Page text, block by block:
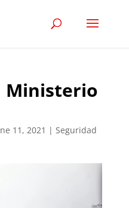
Ministerio
11, 2021 | Seguridad